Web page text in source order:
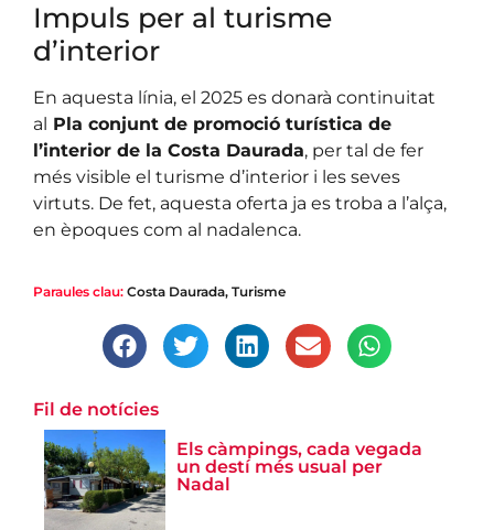
Impuls per al turisme
d’interior
En aquesta línia, el 2025 es donarà continuitat
al Pla conjunt de promoció turística de
l’interior de la Costa Daurada, per tal de fer
més visible el turisme d’interior i les seves
virtuts. De fet, aquesta oferta ja es troba a l’alça,
en èpoques com al nadalenca.
Paraules clau: Costa Daurada, Turisme
Fil de notícies
Els càmpings, cada vegada
un destí més usual per
Nadal